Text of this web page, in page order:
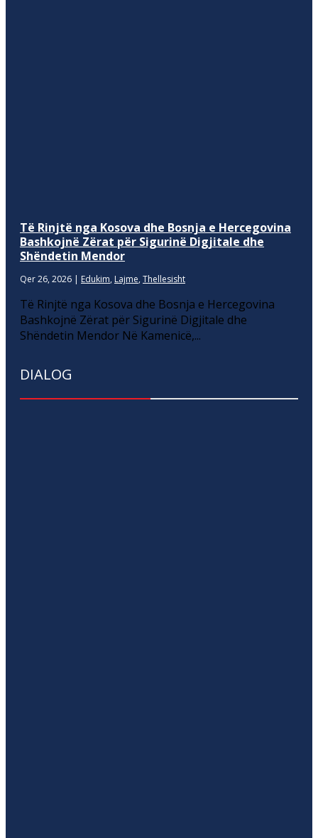
Të Rinjtë nga Kosova dhe Bosnja e Hercegovina
Bashkojnë Zërat për Sigurinë Digjitale dhe
Shëndetin Mendor
Qer 26, 2026 | Edukim, Lajme, Thellesisht
Të Rinjtë nga Kosova dhe Bosnja e Hercegovina
Bashkojnë Zërat për Sigurinë Digjitale dhe
Shëndetin Mendor Në Kamenicë,...
DIALOG